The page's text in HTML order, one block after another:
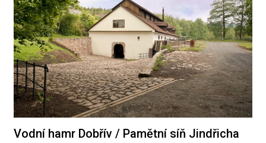
Vodní hamr Dobřív / Pamětní síň Jindřicha